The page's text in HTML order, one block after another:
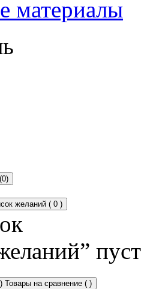
материалы
(0)
желаний ( 0 )
пуст
) Товары на сравнение ( )